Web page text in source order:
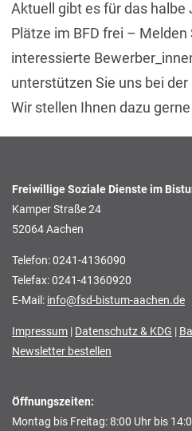
Aktuell gibt es für das halbe
Plätze im BFD frei –
interessierte
unterstützen Sie uns bei
Wir stellen Ihnen dazu
Freiwillige Soziale Dienste im
Kamper Straße 24
52064 Aachen
Telefon: 0241-4136090
Telefax: 0241-41360920
E-Mail: info@fsd-bistum-aachen.de
Impressum | Datenschutz & KDG |
Newsletter bestellen
Öffnungszeiten:
Montag bis Freitag: 8:00 Uhr bis